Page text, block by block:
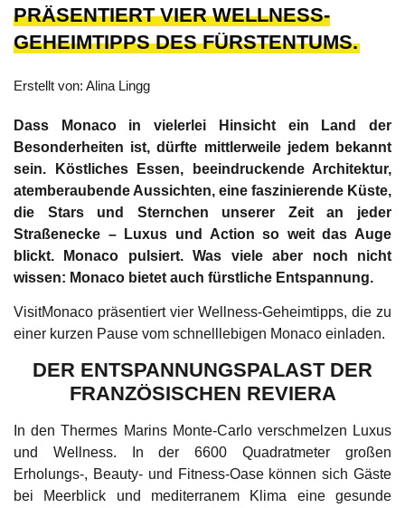
PRÄSENTIERT VIER WELLNESS-
GEHEIMTIPPS DES FÜRSTENTUMS.
Erstellt von: Alina Lingg
Dass Monaco in vielerlei Hinsicht ein Land der
Besonderheiten ist, dürfte mittlerweile jedem bekannt
sein. Köstliches Essen, beeindruckende Architektur,
atemberaubende Aussichten, eine faszinierende Küste,
die Stars und Sternchen unserer Zeit an jeder
Straßenecke – Luxus und Action so weit das Auge
blickt. Monaco pulsiert. Was viele aber noch nicht
wissen: Monaco bietet auch fürstliche Entspannung.
VisitMonaco präsentiert vier Wellness-Geheimtipps, die zu
einer kurzen Pause vom schnelllebigen Monaco einladen.
DER ENTSPANNUNGSPALAST DER
FRANZÖSISCHEN REVIERA
In denThermes Marins Monte-Carloverschmelzen Luxus
und Wellness. In der 6600 Quadratmeter großen
Erholungs-, Beauty- und Fitness-Oase können sich Gäste
bei Meerblick und mediterranem Klima eine gesunde